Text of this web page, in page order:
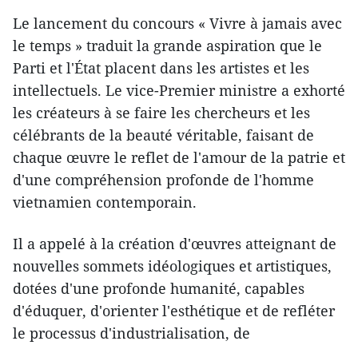
Le lancement du concours « Vivre à jamais avec
le temps » traduit la grande aspiration que le
Parti et l'État placent dans les artistes et les
intellectuels. Le vice-Premier ministre a exhorté
les créateurs à se faire les chercheurs et les
célébrants de la beauté véritable, faisant de
chaque œuvre le reflet de l'amour de la patrie et
d'une compréhension profonde de l'homme
vietnamien contemporain.
Il a appelé à la création d'œuvres atteignant de
nouvelles sommets idéologiques et artistiques,
dotées d'une profonde humanité, capables
d'éduquer, d'orienter l'esthétique et de refléter
le processus d'industrialisation, de